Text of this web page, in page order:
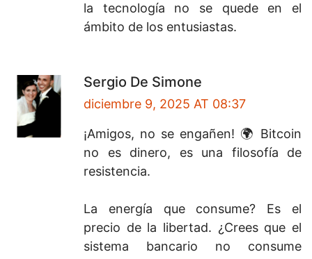
la tecnología no se quede en el
ámbito de los entusiastas.
Sergio De Simone
diciembre 9, 2025 AT 08:37
¡Amigos, no se engañen! 🌍 Bitcoin
no es dinero, es una filosofía de
resistencia.
La energía que consume? Es el
precio de la libertad. ¿Crees que el
sistema bancario no consume